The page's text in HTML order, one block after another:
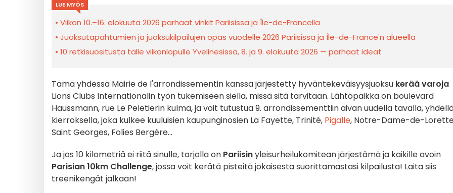
LUE MYÖS
Viikon 10.–16. elokuuta 2026 parhaat vinkit Pariisissa ja Île-de-Francella
Juoksutapahtumien ja juoksukilpailujen opas vuodelle 2026 Pariisissa ja Île-de-France'n alueella
10 retkisuositusta tälle viikonlopulle Yvelinesissä, 8. ja 9. elokuuta 2026 — parhaat ideat
Tämä yhdessä Mairie de l'arrondissementin kanssa järjestetty hyväntekeväisyysjuoksu kerää varoja
Lions Clubs Internationalin työn tukemiseen siellä, missä sitä tarvitaan. Lähtöpaikka on boulevard
Haussmann, rue Le Peletierin kulma, ja voit tutustua 9. arrondissementtiin aivan uudella tavalla,
kierroksella, joka kulkee kuuluisien kaupunginosien La Fayette, Trinité, Pigalle, Notre-Dame-de-
Saint Georges, Folies Bergère...
Ja jos 10 kilometriä ei riitä sinulle, tarjolla on Pariisinyleisurheilukomitean järjestämä ja kaikille avoin
Parisian 10km Challenge, jossa voit kerätä pisteitä jokaisesta suorittamastasi kilpailusta! Laita siis
treenikengät jalkaan!